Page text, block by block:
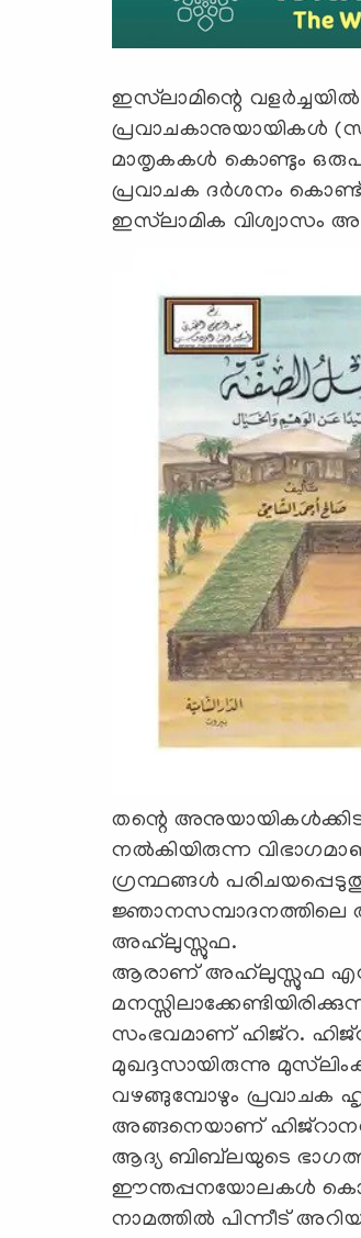
ഇസ്‍ലാമിന്റെ
പ്രവാചകാനുയായികൾ
മാതൃകകൾ കൊണ്ടും
പ്രവാചക ദർശനം
ഇസ്‍ലാമിക വിശ്വാസം
തന്റെ
നൽകിയിരുന്ന
ഗ്രന്ഥങ്ങൾ
ജ്ഞാനസമ്പാദനത്തിലെ
അഹ്‌ലുസ്സുഫ.
ആരാണ് അഹ്‍ലുസ്സുഫ എന്ന്
സംഭവമാണ് ഹിജ്റ.
മുഖദ്ദസായിരുന്നു
വഴങ്ങുമ്പോഴും
അങ്ങനെയാണ്
ആദ്യ ബിബ്‍ലയുടെ
ഈന്തപ്പനയോലകൾ
നാമത്തിൽ പിന്നീട്